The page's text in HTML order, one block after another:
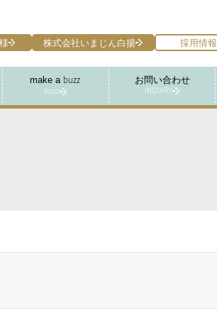
make a buzz
buzz
お問い合わせ
INQUIRY
株式会社いまじん白揚 採用情報